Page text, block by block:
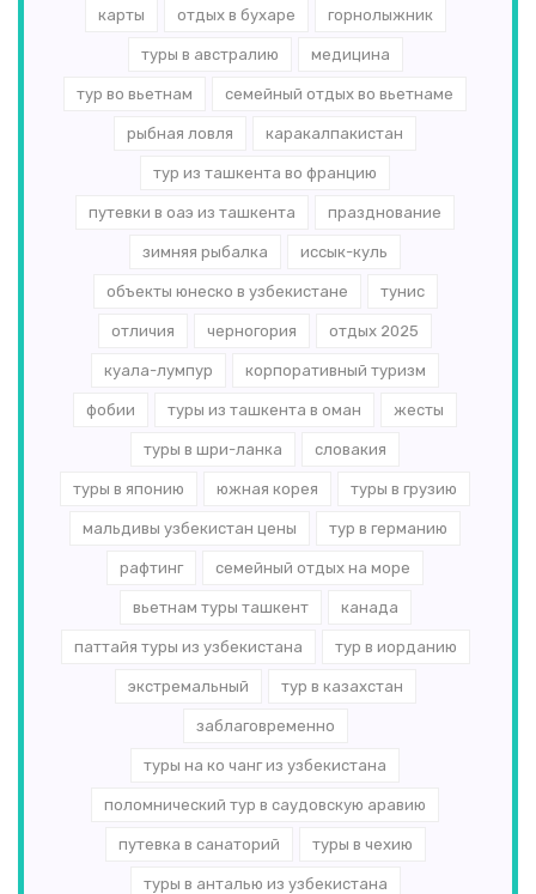
карты отдых в бухаре горнолыжник
туры в австралию медицина
тур во вьетнам семейный отдых во вьетнаме
рыбная ловля каракалпакистан
тур из ташкента во францию
путевки в оаэ из ташкента празднование
зимняя рыбалка иссык-куль
объекты юнеско в узбекистане тунис
отличия черногория отдых 2025
куала-лумпур корпоративный туризм
фобии туры из ташкента в оман жесты
туры в шри-ланка словакия
туры в японию южная корея туры в грузию
мальдивы узбекистан цены тур в германию
рафтинг семейный отдых на море
вьетнам туры ташкент канада
паттайя туры из узбекистана тур в иорданию
экстремальный тур в казахстан
заблаговременно
туры на ко чанг из узбекистана
поломнический тур в саудовскую аравию
путевка в санаторий туры в чехию
туры в анталью из узбекистана